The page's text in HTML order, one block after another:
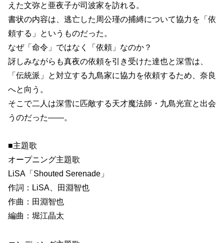
えた文弥と亜夜子が司波家を訪れる。
書状の内容は、逃亡した周公瑾の捕縛について協力を「依
頼する」というものだった。
なぜ「命令」ではなく「依頼」なのか？
訝しみながらも真夜の依頼を引き受けた達也と深雪は、
「伝統派」と対立する九島家に協力を依頼するため、奈良
へと向う。
そこで二人は深雪に匹敵する天才魔法師・九島光宣と出会
うのだった――。
■主題歌
オープニング主題歌
LiSA「Shouted Serenade」
作詞：LiSA、田淵智也
作曲：田淵智也
編曲：堀江晶太